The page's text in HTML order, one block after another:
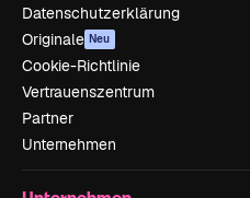
Datenschutzerklärung
Originale Neu
Cookie-Richtlinie
Vertrauenszentrum
Partner
Unternehmen